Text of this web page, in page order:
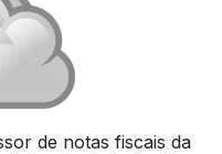
de notas fiscais da